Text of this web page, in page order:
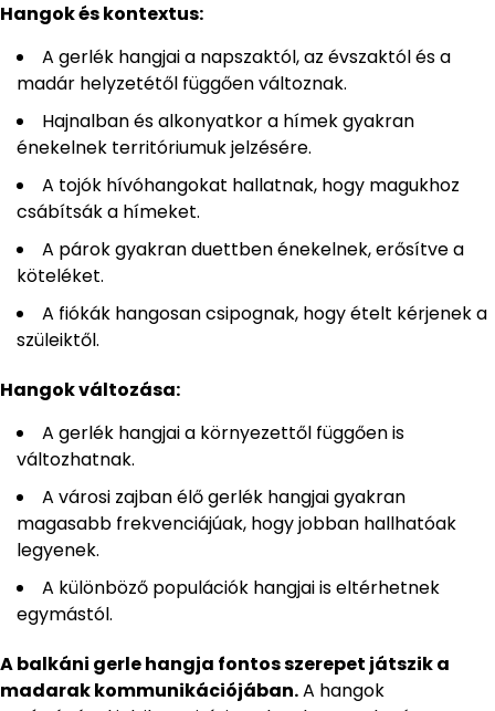
Hangok és kontextus:
A gerlék hangjai a napszaktól, az évszaktól és a
madár helyzetétől függően változnak.
Hajnalban és alkonyatkor a hímek gyakran
énekelnek territóriumuk jelzésére.
A tojók hívóhangokat hallatnak, hogy magukhoz
csábítsák a hímeket.
A párok gyakran duettben énekelnek, erősítve a
köteléket.
A fiókák hangosan csipognak, hogy ételt kérjenek a
szüleiktől.
Hangok változása:
A gerlék hangjai a környezettől függően is
változhatnak.
A városi zajban élő gerlék hangjai gyakran
magasabb frekvenciájúak, hogy jobban hallhatóak
legyenek.
A különböző populációk hangjai is eltérhetnek
egymástól.
A balkáni gerle hangja fontos szerepet játszik a
madarak kommunikációjában.A hangok